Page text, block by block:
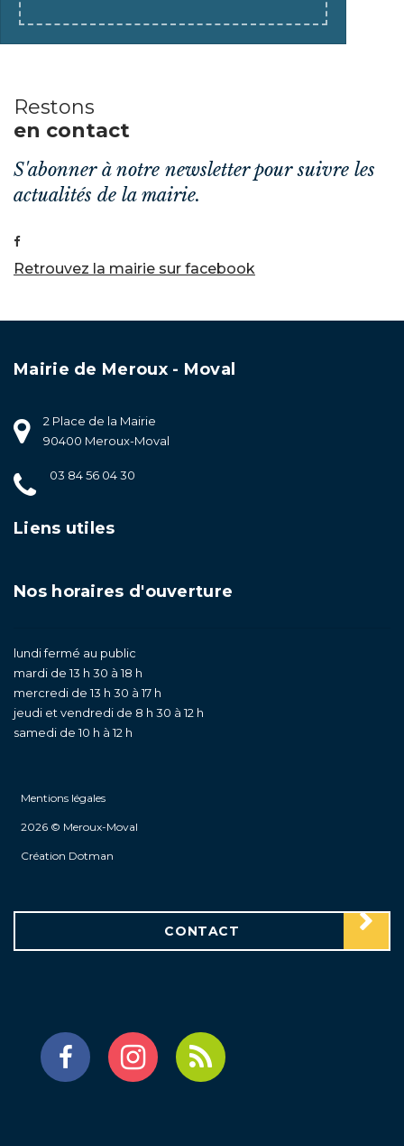
Restons
en contact
S'abonner à notre newsletter pour suivre les
actualités de la mairie.
Retrouvez la mairie sur facebook
Mairie de Meroux - Moval
2 Place de la Mairie
90400 Meroux-Moval
03 84 56 04 30
Liens utiles
Nos horaires d'ouverture
lundi fermé au public
mardi de 13 h 30 à 18 h
mercredi de 13 h 30 à 17 h
jeudi et vendredi de 8 h 30 à 12 h
samedi de 10 h à 12 h
Mentions légales
2026 © Meroux-Moval
Création Dotman
CONTACT